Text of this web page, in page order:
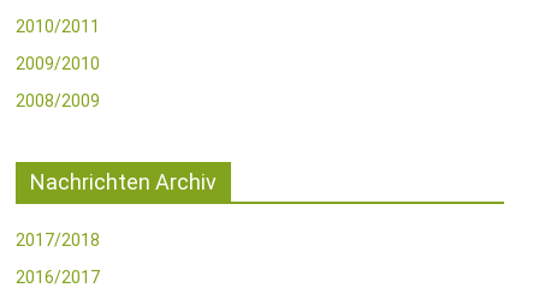
2010/2011
2009/2010
2008/2009
Nachrichten Archiv
2017/2018
2016/2017